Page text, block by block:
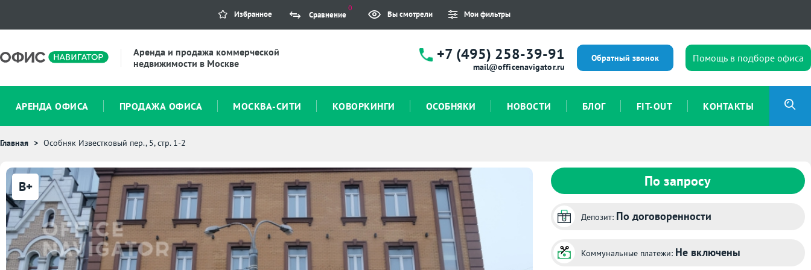
Избранное Сравнение
0
Вы смотрели Мои фильтры
Аренда и продажа коммерческой
недвижимости в Москве
+7 (495) 258-39-91
mail@officenavigator.ru
Обратный звонок Помощь в подборе офиса
АРЕНДА ОФИСА ПРОДАЖА ОФИСА МОСКВА-СИТИ КОВОРКИНГИ ОСОБНЯКИ НОВОСТИ БЛОГ FIT-OUT КОНТАКТЫ
Главная Особняк Известковый пер., 5, стр. 1-2
B+ По запросу
Депозит: По договоренности
Коммунальные платежи: Не включены